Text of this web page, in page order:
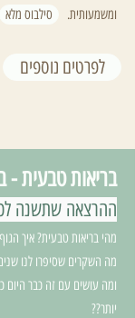
ומשמעותית.
סילבוס מלא
לפרטים נוספים
בריאות טבעית - ב-90
ההרצאה שתשנה
מהי בריאות טבעית? איך
מה השקרים שסיפרו לנו
ומה עושים עם זה כבר היום
יותר??